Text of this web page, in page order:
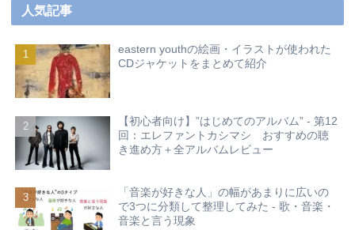
人気記事
eastern youthの絵画・イラストが使われた
CDジャケットをまとめて紹介
【初心者向け】”はじめてのアルバム” - 第12
回：エレファントカシマシ おすすめの聴
き進め方＋全アルバムレビュー
「音楽が好きな人」の幅があまりに広いの
で3つに分類して整理してみた - 歌・音楽・
音楽と言う現象